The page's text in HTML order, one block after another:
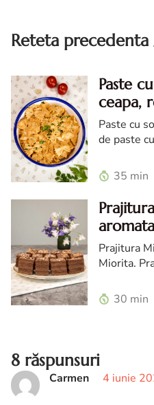
Reteta
Paste
ceapa,
Paste cu
de paste
35 min
aromata
Prajitura
Miorita.
si crema
30 min
8 răspunsuri
Carmen 4 iunie